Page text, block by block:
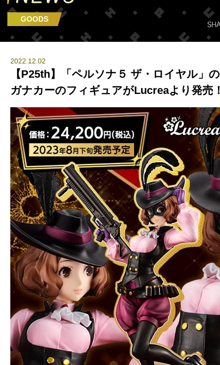
GOODS
2022.12.02
【P25th】「ペルソナ５ ザ・ロイヤル」
ガナカーのフィギュアがLucreaより発売